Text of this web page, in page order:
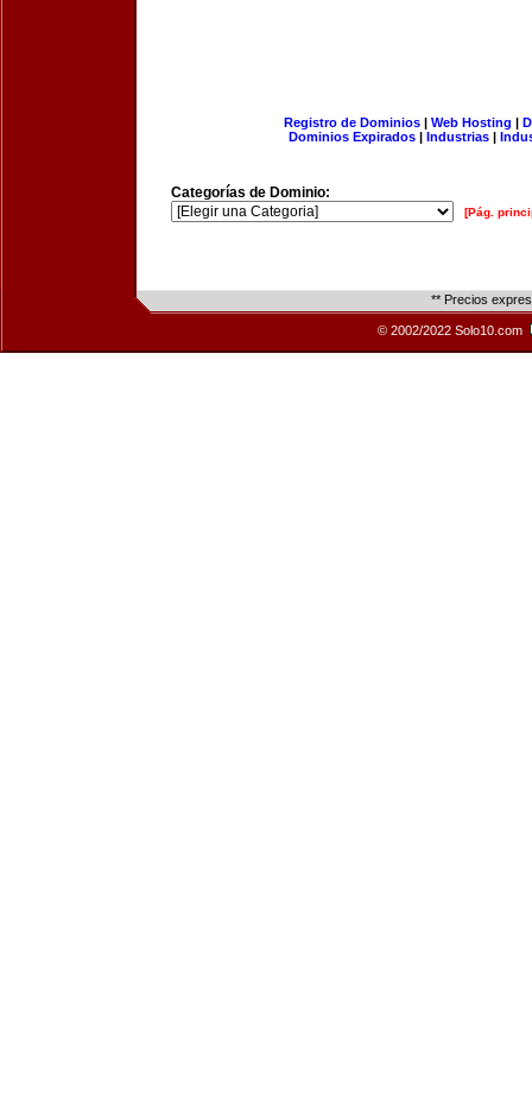
Registro de Dominios| Web Hosting |
Dominios Expirados | Industrias |
Categorías de Dominio:
[Pág.
** Precios
© 2002/2022 Solo10.com